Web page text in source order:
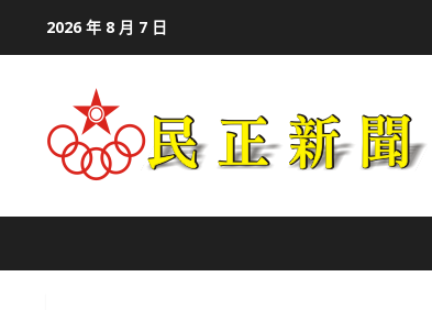
2026 年 8 月 7 日